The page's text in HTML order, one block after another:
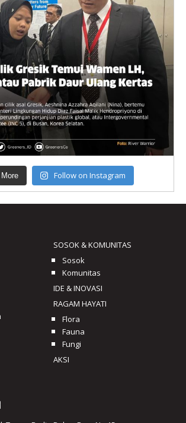
More Follow on Instagram
SOSOK & KOMUNITAS
Sosok
Komunitas
IDE & INOVASI
RAGAM HAYATI
Flora
Fauna
Fungi
AKSI